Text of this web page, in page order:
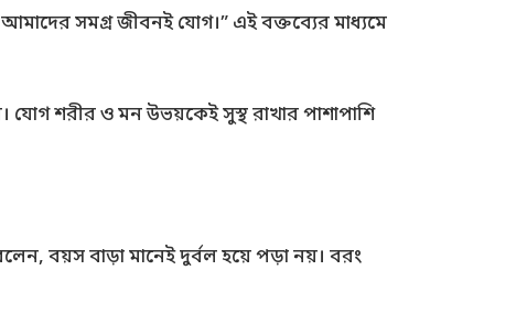
আমাদের সমগ্র জীবনই যোগ।” এই বক্তব্যের মাধ্যমে
শরীর ও মন উভয়কেই সুস্থ রাখার পাশাপাশি
বলেন, বয়স বাড়া মানেই দুর্বল হয়ে পড়া নয়। বরং